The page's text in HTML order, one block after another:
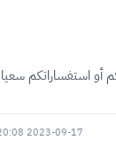
أو استفساراتكم
2023-09-17 20:08